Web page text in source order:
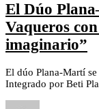
El Dúo
Vaqueros
imaginario”
El dúo Plana-Martí se
Integrado por Beti